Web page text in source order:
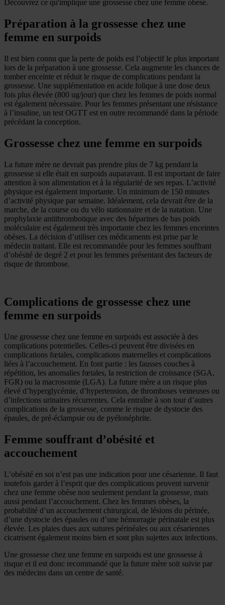
Découvrez ce qu'implique une grossesse chez une femme obèse.
Préparation à la grossesse chez une
femme en surpoids
Il est bien connu que la perte de poids est l’objectif le plus important
lors de la préparation à une grossesse. Cela augmente les chances de
tomber enceinte et réduit le risque de complications pendant la
grossesse. Une supplémentation en acide folique à une dose deux
fois plus élevée (800 ug/jour) que chez les femmes de poids normal
est également nécessaire. Pour les femmes présentant une résistance
à l’insuline, un test OGTT est en outre recommandé dans la période
précédant la conception.
Grossesse chez une femme en surpoids
La future mère ne devrait pas prendre plus de 7 kg pendant la
grossesse si elle était en surpoids auparavant. Il est important de faire
attention à son alimentation et à la régularité de ses repas. L’activité
physique est également importante. Un minimum de 150 minutes
d’activité physique par semaine. Idéalement, cela devrait être de la
marche, de la course ou du vélo stationnaire et de la natation. Une
prophylaxie antithrombotique avec des héparines de bas poids
moléculaire est également très importante chez les femmes enceintes
obèses. La décision d’utiliser ces médicaments est prise par le
médecin traitant. Elle est recommandée pour les femmes souffrant
d’obésité de degré 2 et pour les femmes présentant des facteurs de
risque de thrombose.
Complications de grossesse chez une
femme en surpoids
Une grossesse chez une femme en surpoids est associée à des
complications potentielles. Celles-ci peuvent être divisées en
complications fœtales, complications maternelles et complications
liées à l’accouchement. En font partie : les fausses couches à
répétition, les anomalies fœtales, la restriction de croissance (SGA,
FGR) ou la macrosomie (LGA). La future mère a un risque plus
élevé d’hyperglycémie, d’hypertension, de thromboses veineuses ou
d’infections urinaires récurrentes. Cela entraîne à son tour d’autres
complications de la grossesse, comme le risque de dystocie des
épaules, de pré-éclampsie ou de pyélonéphrite.
Femme souffrant d’obésité et
accouchement
L’obésité en soi n’est pas une indication pour une césarienne. Il faut
toutefois garder à l’esprit que des complications peuvent survenir
chez une femme obèse non seulement pendant la grossesse, mais
aussi pendant l’accouchement. Chez les femmes obèses, la
probabilité d’un accouchement chirurgical, de lésions du périnée,
d’une dystocie des épaules ou d’une hémorragie périnatale est plus
élevée. Les plaies dues aux sutures périnéales ou aux césariennes
cicatrisent également moins bien et sont plus sujettes aux infections.
Une grossesse chez une femme en surpoids est une grossesse à
risque et il est donc recommandé que la future mère soit suivie par
des médecins dans un centre de santé.